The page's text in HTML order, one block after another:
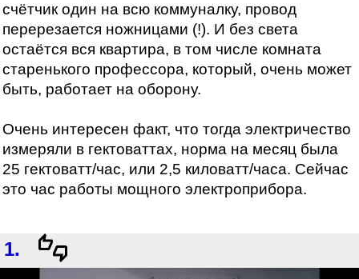
счётчик один на всю коммуналку, провод
перерезается ножницами (!). И без света
остаётся вся квартира, в том числе комната
старенького профессора, который, очень может
быть, работает на оборону.
Очень интересен факт, что тогда электричество
измеряли в гектоваттах, норма на месяц была
25 гектоватт/час, или 2,5 киловатт/часа. Сейчас
это час работы мощного электроприбора.
1.